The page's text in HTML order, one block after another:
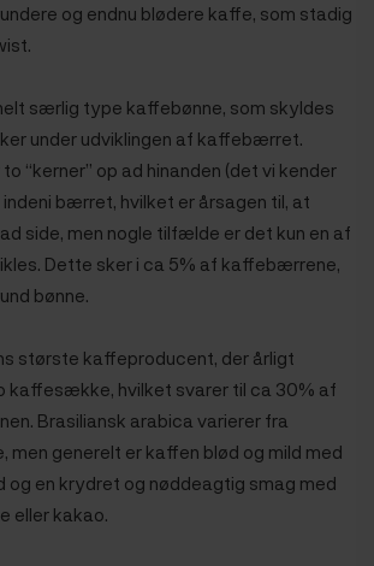
og endnu blødere kaffe, som stadig
særlig type kaffebønne, som skyldes
under udviklingen af kaffebærret.
“kerner” op ad hinanden (det vi kender
bærret, hvilket er årsagen til, at
side, men nogle tilfælde er det kun en af
Dette sker i ca 5% af kaffebærrene,
bønne.
største kaffeproducent, der årligt
kaffesække, hvilket svarer til ca 30% af
Brasiliansk arabica varierer fra
men generelt er kaffen blød og mild med
og en krydret og nøddeagtig smag med
eller kakao.